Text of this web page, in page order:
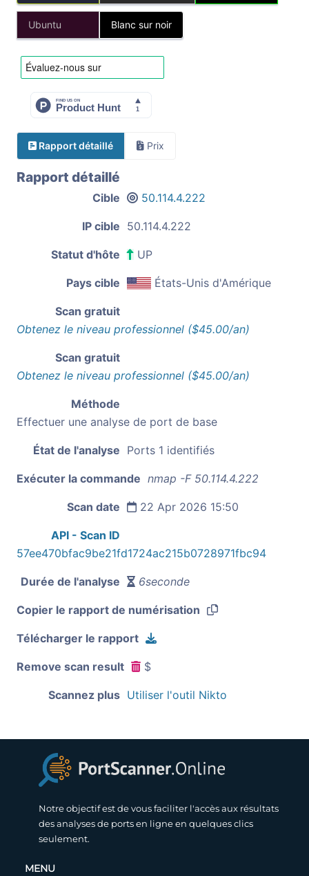
Ubuntu Blanc sur noir
Rapport détaillé Prix
Rapport détaillé
Cible 50.114.4.222
IP cible 50.114.4.222
Statut d'hôte UP
Pays cible États-Unis d'Amérique
Scan gratuit
Obtenez le niveau professionnel ($45.00/an)
Scan gratuit
Obtenez le niveau professionnel ($45.00/an)
Méthode
Effectuer une analyse de port de base
État de l'analyse Ports 1 identifiés
Exécuter la commande nmap -F 50.114.4.222
Scan date 22 Apr 2026 15:50
API - Scan ID
57ee470bfac9be21fd1724ac215b0728971fbc94
Durée de l'analyse 6seconde
Copier le rapport de numérisation
Télécharger le rapport
Remove scan result $
Scannez plus Utiliser l'outil Nikto
Notre objectif est de vous faciliter l'accès aux résultats
des analyses de ports en ligne en quelques clics
seulement.
MENU